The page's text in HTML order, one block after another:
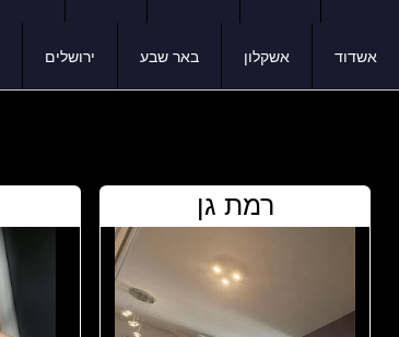
אשדוד אשקלון באר שבע ירושלים
רמת גן